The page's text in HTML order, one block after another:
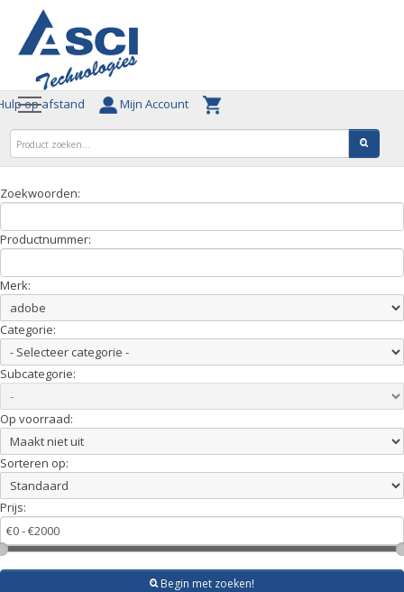
op afstand Mijn Account
Zoekwoorden:
Productnummer:
Merk:
Categorie:
Subcategorie:
Op voorraad:
Sorteren op:
Prijs:
Begin met zoeken!